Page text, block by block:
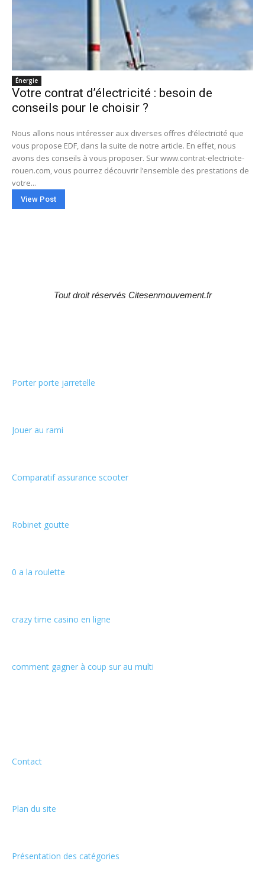
Énergie
Votre contrat d’électricité : besoin de
conseils pour le choisir ?
Nous allons nous intéresser aux diverses offres d’électricité que
vous propose EDF, dans la suite de notre article. En effet, nous
avons des conseils à vous proposer. Sur www.contrat-electricite-
rouen.com, vous pourrez découvrir l’ensemble des prestations de
votre...
View Post
Tout droit réservés Citesenmouvement.fr
Porter porte jarretelle
Jouer au rami
Comparatif assurance scooter
Robinet goutte
0 a la roulette
crazy time casino en ligne
comment gagner à coup sur au multi
Contact
Plan du site
Présentation des catégories